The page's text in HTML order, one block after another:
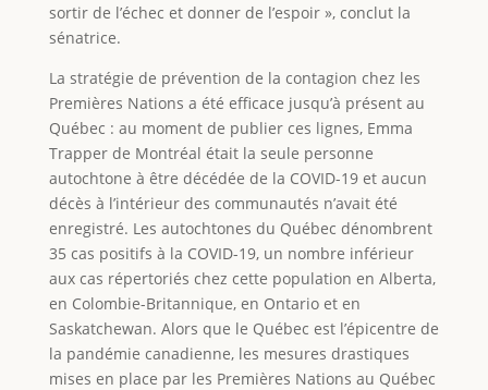
sortir de l’échec et donner de l’espoir », conclut la
sénatrice.
La stratégie de prévention de la contagion chez les
Premières Nations a été efficace jusqu’à présent au
Québec : au moment de publier ces lignes, Emma
Trapper de Montréal était la seule personne
autochtone à être décédée de la COVID-19 et aucun
décès à l’intérieur des communautés n’avait été
enregistré. Les autochtones du Québec dénombrent
35 cas positifs à la COVID-19, un nombre inférieur
aux cas répertoriés chez cette population en Alberta,
en Colombie-Britannique, en Ontario et en
Saskatchewan. Alors que le Québec est l’épicentre de
la pandémie canadienne, les mesures drastiques
mises en place par les Premières Nations au Québec